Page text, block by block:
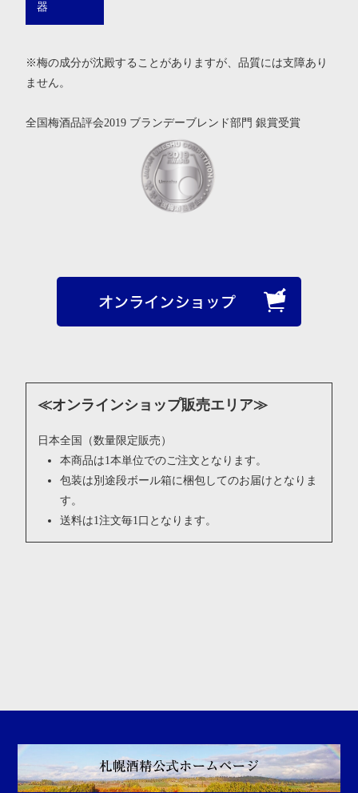
器
※梅の成分が沈殿することがありますが、品質には支障あり
ません。
全国梅酒品評会2019 ブランデーブレンド部門 銀賞受賞
≪オンラインショップ販売エリア≫
日本全国（数量限定販売）
本商品は1本単位でのご注文となります。
包装は別途段ボール箱に梱包してのお届けとなりま
す。
送料は1注文毎1口となります。